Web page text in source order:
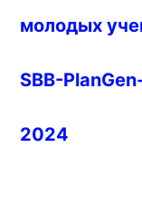
молодых
SBB-
2024